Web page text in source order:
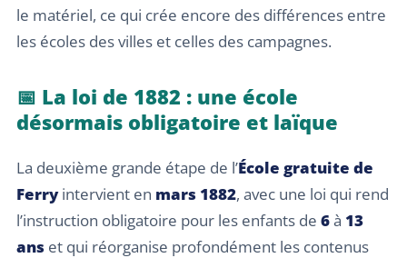
le matériel, ce qui crée encore des différences entre
les écoles des villes et celles des campagnes.
📅 La loi de 1882 : une école
désormais obligatoire et laïque
La deuxième grande étape de l’École gratuite de
Ferryintervient en mars 1882, avec une loi qui rend
l’instruction obligatoire pour les enfants de 6à 13
ans et qui réorganise profondément les contenus